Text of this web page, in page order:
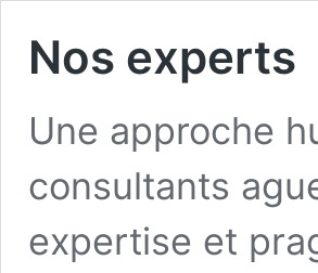
Nos experts
Une approche
consultants
expertise et